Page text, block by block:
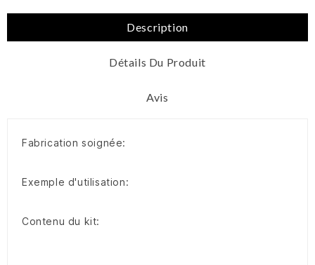
Description
Détails Du Produit
Avis
Fabrication soignée:
Exemple d'utilisation:
Contenu du kit: